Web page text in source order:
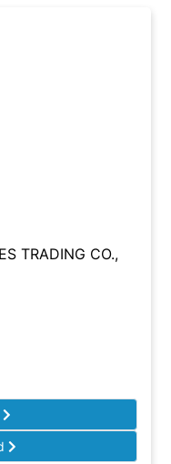
TRADING CO.,